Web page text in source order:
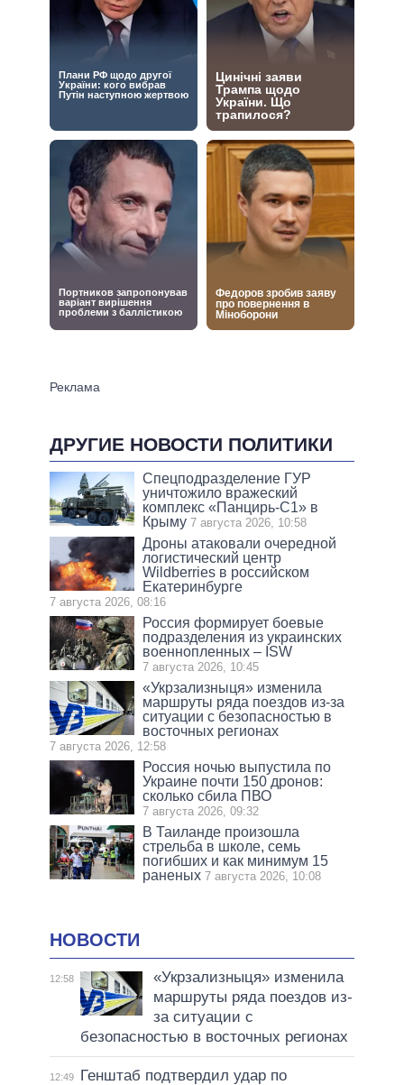
ДРУГИЕ НОВОСТИ ПОЛИТИКИ
Спецподразделение ГУР
уничтожило вражеский
комплекс «Панцирь-С1» в
Крыму 7 августа 2026, 10:58
Дроны атаковали очередной
логистический центр
Wildberries в российском
Екатеринбурге
7 августа 2026, 08:16
Россия формирует боевые
подразделения из украинских
военнопленных – ISW
7 августа 2026, 10:45
«Укрзализныця» изменила
маршруты ряда поездов из-за
ситуации с безопасностью в
восточных регионах
7 августа 2026, 12:58
Россия ночью выпустила по
Украине почти 150 дронов:
сколько сбила ПВО
7 августа 2026, 09:32
В Таиланде произошла
стрельба в школе, семь
погибших и как минимум 15
раненых 7 августа 2026, 10:08
НОВОСТИ
12:58
«Укрзализныця» изменила
маршруты ряда поездов из-
за ситуации с
безопасностью в восточных регионах
12:49
Генштаб подтвердил удар по